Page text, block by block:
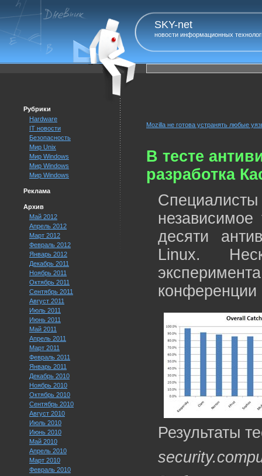
SKY-net
новости информационных
Рубрики
Hardware
IT новости
Безопасность
Мир Unix
Мир Windows
Мир Windows
Мир Windows
Реклама
Архив
Май 2012
Апрель 2012
Март 2012
Февраль 2012
Январь 2012
Декабрь 2011
Ноябрь 2011
Октябрь 2011
Сентябрь 2011
Август 2011
Июль 2011
Июнь 2011
Май 2011
Апрель 2011
Март 2011
Февраль 2011
Январь 2011
Декабрь 2010
Ноябрь 2010
Октябрь 2010
Сентябрь 2010
Август 2010
Июль 2010
Июнь 2010
Май 2010
Апрель 2010
Март 2010
Февраль 2010
Mozilla не готова устранять любые
В тесте
разработка
десяти
Linux.
Результаты